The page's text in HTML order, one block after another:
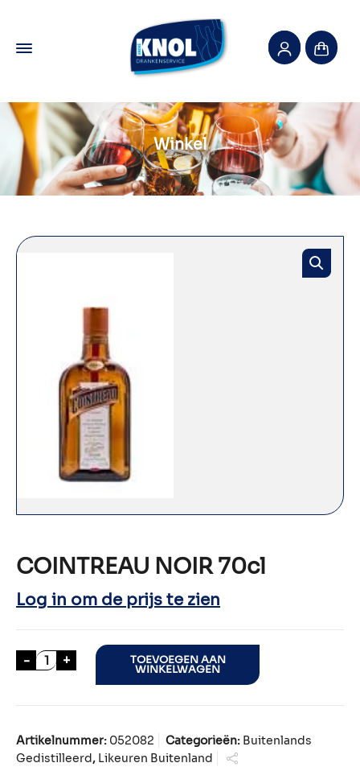
Winkel
COINTREAU NOIR 70cl
Log in om de prijs te zien
- COINTREAU NOIR 70cl aantal
+ TOEVOEGEN AAN
WINKELWAGEN
Artikelnummer: 052082 Categorieën: Buitenlands
Gedistilleerd, Likeuren Buitenland